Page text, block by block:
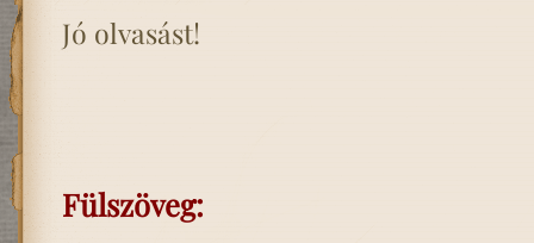
Jó olvasást!
Fülszöveg: